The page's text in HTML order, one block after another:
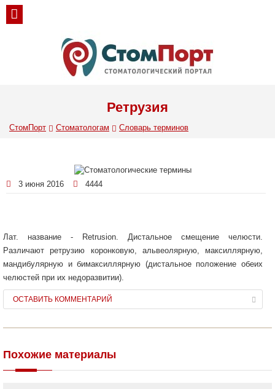
Ретрузия
СтомПорт Стоматологам Словарь терминов
3 июня 2016 4444
Лат. название - Retrusion. Дистальное смещение челюсти.
Различают ретрузию коронковую, альвеолярную, максиллярную,
мандибулярную и бимаксиллярную (дистальное положение обеих
челюстей при их недоразвитии).
ОСТАВИТЬ КОММЕНТАРИЙ
Похожие материалы